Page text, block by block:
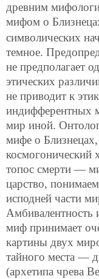
древним
мифом о
символических
темное.
не предполагает
этических
не приводит к
индифферентных
мир иной.
мифе о Близнецах,
космогонический
топос смерти —
царство,
исподней части
Амбивалентность
миф принимает
картины двух
тайного места —
(архетипа чрева